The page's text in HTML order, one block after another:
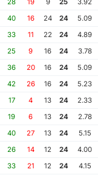
40 16 24 24
5.09
33 11 22 24
4.89
25 9 16 24
3.78
36 20 16 24
5.09
42 26 16 24
5.23
17 4 13 24
2.33
19 6 13 24
2.78
40 27 13 24
5.15
26 14 12 24
4.00
33 21 12 24
4.15